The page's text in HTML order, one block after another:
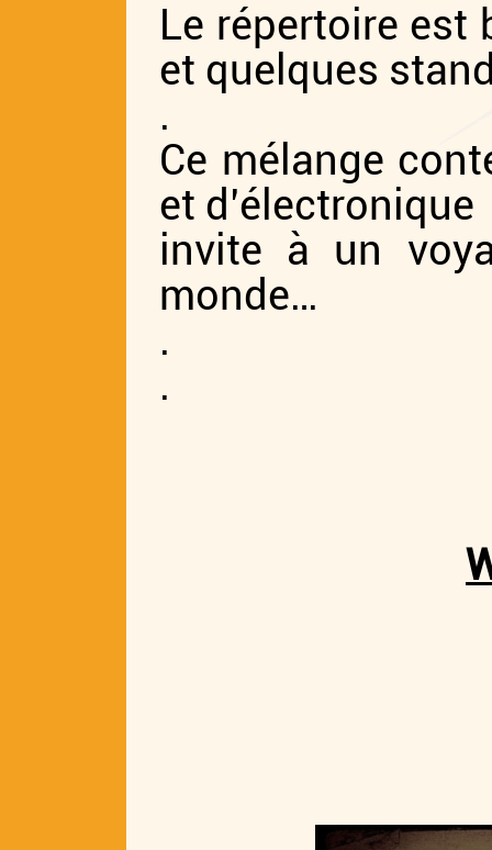
Le répertoire est
et quelques
.
Ce mélange
et d’électronique
invite à un
monde…
.
.